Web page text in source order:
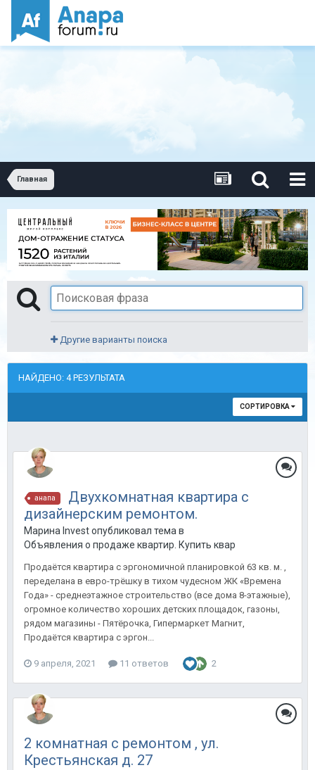
Главная
Другие варианты поиска
НАЙДЕНО: 4 РЕЗУЛЬТАТА
СОРТИРОВКА
анапа
Двухкомнатная квартира с
дизайнерским ремонтом.
Марина Invest опубликовал тема в
Объявления о продаже квартир. Купить квартиру в Анапе.
Продаётся квартира с эргономичной планировкой 63 кв. м. ,
переделана в евро-трёшку в тихом чудесном ЖК «Времена
Года» - среднеэтажное строительство (все дома 8-этажные),
огромное количество хороших детских площадок, газоны,
рядом магазины - Пятёрочка, Гипермаркет Магнит,
Продаётся квартира с эргон...
9 апреля, 2021 11 ответов 2
2 комнатная с ремонтом , ул.
Крестьянская д. 27